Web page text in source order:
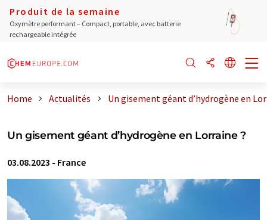
Produit de la semaine
Oxymètre performant – Compact, portable, avec batterie
rechargeable intégrée
Home Actualités Un gisement géant d’hydrogène en Lor
Un gisement géant d’hydrogène en Lorraine ?
03.08.2023 - France